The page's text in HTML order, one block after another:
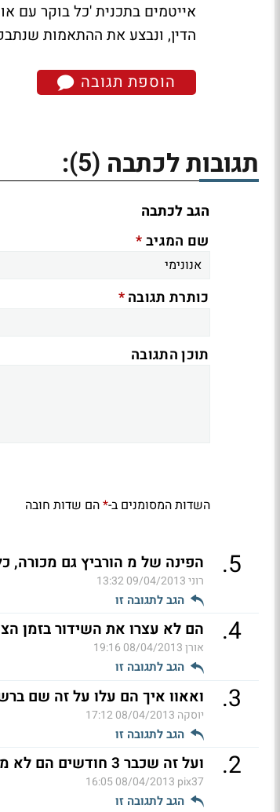
אייטמים בתכנית 'כל בוקר עם
הדין, ונבצע את ההתאמות
הוספת תגובה
תגובות לכתבה (5)
:
הגב לכתבה
שם המגיב*
כותרת תגובה*
תוכן התגובה
השדות המסומנים ב-*הם שדות חובה
5
. הפינה של מ הורביץ גם מכורה,
רוני09/04/2013 13:32
הגב לתגובה זו
4
. הם לא עצרו את השידור בזמן
אורן08/04/2013 19:16
הגב לתגובה זו
3
. ואאוו איך הם עלו על זה שם
יוסקה 08/04/2013 17:12
הגב לתגובה זו
2
. ועל זה שכבר 3 חודשים הם לא משדרים תוכן מקורי
pix37
08/04/2013 16:05
הגב לתגובה זו